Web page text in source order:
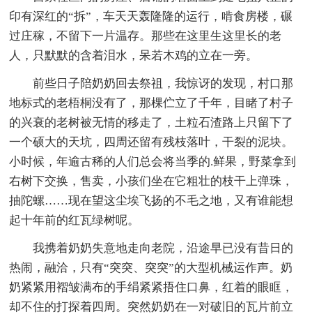
印有深红的“拆”，车天天轰隆隆的运行，啃食房楼，碾
过庄稼，不留下一片温存。那些在这里生这里长的老
人，只默默的含着泪水，呆若木鸡的立在一旁。
前些日子陪奶奶回去祭祖，我惊讶的发现，村口那
地标式的老梧桐没有了，那棵伫立了千年，目睹了村子
的兴衰的老树被无情的移走了，土粒石渣路上只留下了
一个硕大的天坑，四周还留有残枝落叶，干裂的泥块。
小时候，年逾古稀的人们总会将当季的.鲜果，野菜拿到
右树下交换，售卖，小孩们坐在它粗壮的枝干上弹珠，
抽陀螺……现在望这尘埃飞扬的不毛之地，又有谁能想
起十年前的红瓦绿树呢。
我携着奶奶失意地走向老院，沿途早已没有昔日的
热闹，融洽，只有“突突、突突”的大型机械运作声。奶
奶紧紧用褶皱满布的手绢紧紧捂住口鼻，红着的眼眶，
却不住的打探着四周。突然奶奶在一对破旧的瓦片前立